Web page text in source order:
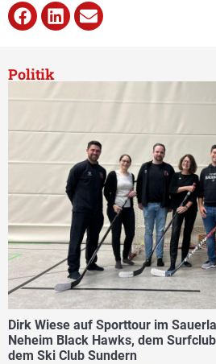
Politik
Dirk Wiese auf Sporttour im
Neheim Black Hawks, dem
dem Ski Club Sundern